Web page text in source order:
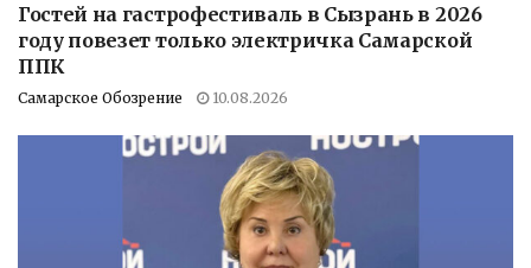
Гостей на гастрофестиваль в Сызрань в 2026
году повезет только электричка Самарской
ППК
Самарское Обозрение 10.08.2026